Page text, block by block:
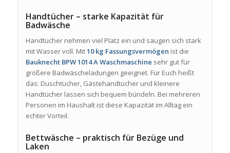
Handtücher – starke Kapazität für
Badwäsche
Handtücher nehmen viel Platz ein und saugen sich stark
mit Wasser voll. Mit10 kg Fassungsvermögen ist die
Bauknecht BPW 1014 A Waschmaschine sehr gut für
größere Badwäscheladungen geeignet. Für Euch heißt
das: Duschtücher, Gästehandtücher und kleinere
Handtücher lassen sich bequem bündeln. Bei mehreren
Personen im Haushalt ist diese Kapazität im Alltag ein
echter Vorteil.
Bettwäsche – praktisch für Bezüge und
Laken